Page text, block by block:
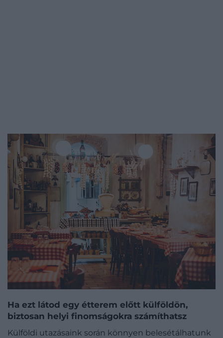
Ha ezt látod egy étterem előtt külföldön,
biztosan helyi finomságokra számíthatsz
Külföldi utazásaink során könnyen belesétálhatunk